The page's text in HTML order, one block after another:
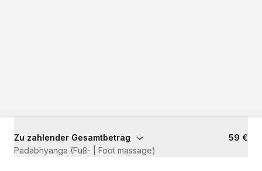
Zu zahlender Gesamtbetrag
59 €
Padabhyanga (Fuß- | Foot massage)